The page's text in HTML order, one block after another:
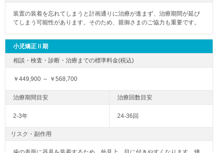
装置の装着を忘れてしまうと計画通りに治療が進まず、治療期間が延び
てしまう可能性があります。そのため、親御さまのご協力も重要です。
小児矯正Ⅱ期
￥449,900 ～ ￥568,700
2-3年 24-36回
リスク・副作用